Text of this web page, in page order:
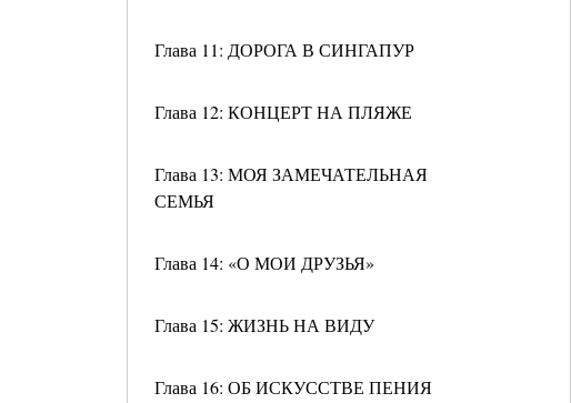
Глава 11: ДОРОГА В СИНГАПУР
Глава 12: КОНЦЕРТ НА ПЛЯЖЕ
Глава 13: МОЯ ЗАМЕЧАТЕЛЬНАЯ
СЕМЬЯ
Глава 14: «О МОИ ДРУЗЬЯ»
Глава 15: ЖИЗНЬ НА ВИДУ
Глава 16: ОБ ИСКУССТВЕ ПЕНИЯ